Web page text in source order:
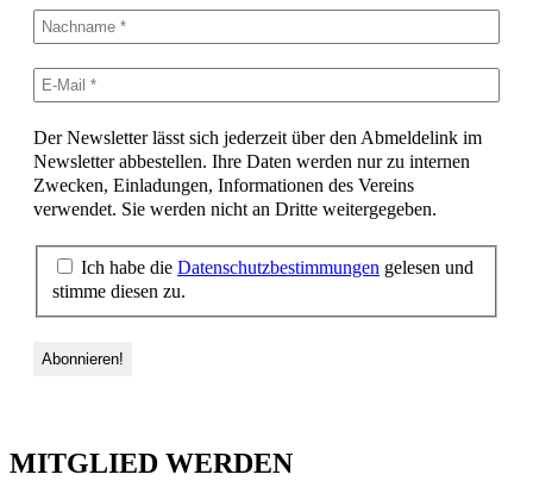
Der Newsletter lässt sich jederzeit über den Abmeldelink im
Newsletter abbestellen. Ihre Daten werden nur zu internen
Zwecken, Einladungen, Informationen des Vereins
verwendet. Sie werden nicht an Dritte weitergegeben.
Ich habe die Datenschutzbestimmungen gelesen und
stimme diesen zu.
MITGLIED WERDEN